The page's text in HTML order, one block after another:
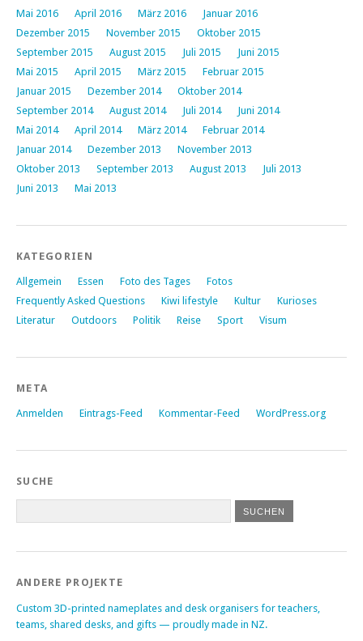
Mai 2016 April 2016 März 2016
Januar 2016
Dezember 2015
November 2015
Oktober 2015
September 2015
August 2015 Juli 2015
Juni 2015
Mai 2015
April 2015 März 2015
Februar 2015
Januar 2015
Dezember 2014
Oktober 2014
September 2014
August 2014 Juli 2014
Juni 2014
Mai 2014
April 2014 März 2014
Februar 2014
Januar 2014
Dezember 2013
November 2013
Oktober 2013
September 2013 August 2013
Juli 2013
Juni 2013
Mai 2013
KATEGORIEN
Allgemein Essen Foto des Tages
Fotos
Frequently Asked Questions
Kiwi lifestyle Kultur
Kurioses
Literatur
Outdoors Politik Reise Sport Visum
META
Anmelden Eintrags-Feed Kommentar-Feed WordPress.org
SUCHE
ANDERE PROJEKTE
Custom 3D-printed nameplates and desk organisers for teachers,
teams, shared desks, and gifts — proudly made in NZ.